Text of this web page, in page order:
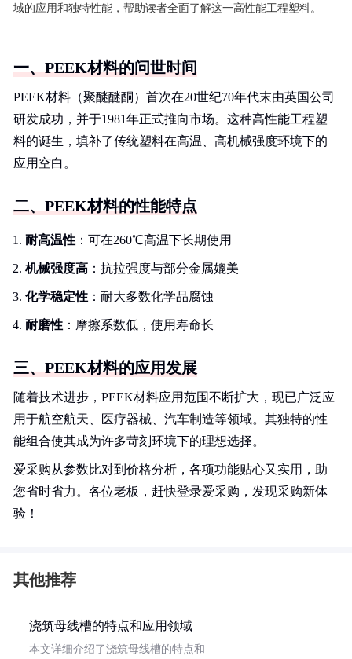
域的应用和独特性能，帮助读者全面了解这一高性能工程塑料。
一、PEEK材料的问世时间
PEEK材料（聚醚醚酮）首次在20世纪70年代末由英国公司
研发成功，并于1981年正式推向市场。这种高性能工程塑
料的诞生，填补了传统塑料在高温、高机械强度环境下的
应用空白。
二、PEEK材料的性能特点
耐高温性 ：可在260℃高温下长期使用
机械强度高 ：抗拉强度与部分金属媲美
化学稳定性 ：耐大多数化学品腐蚀
耐磨性 ：摩擦系数低，使用寿命长
三、PEEK材料的应用发展
随着技术进步，PEEK材料应用范围不断扩大，现已广泛应
用于航空航天、医疗器械、汽车制造等领域。其独特的性
能组合使其成为许多苛刻环境下的理想选择。
爱采购从参数比对到价格分析，各项功能贴心又实用，助
您省时省力。各位老板，赶快登录爱采购，发现采购新体
验！
其他推荐
浇筑母线槽的特点和应用领域
本文详细介绍了浇筑母线槽的特点和